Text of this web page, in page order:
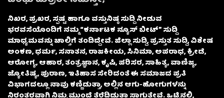
ನಿಖರ, ಪ್ರಖರ, ಸ್ಪಷ್ಟ ಹಾಗೂ ವಸ್ತುನಿಷ್ಠ ಸುದ್ದಿ ನೀಡುವ
ಭರವಸೆಯೊಂದಿಗೆ ನಮ್ಮ “ಕರ್ನಾಟಕ ನ್ಯೂಸ್ ಬೀಟ್” ಸುದ್ದಿ
ಮಾಧ್ಯಮವನ್ನು ಚಾಲ್ತಿಗೆ ತಂದಿದ್ದೇವೆ. ಜಿಲ್ಲಾ ಸುದ್ದಿ, ಪ್ರಸ್ತುತ ಸುದ್ದಿ, ವಿಶೇಷ
ಅಂಕಣ, ಧರ್ಮ, ಸನಾತನ, ರಾಜಕೀಯ, ಸಿನಿಮಾ, ಅಪರಾಧ, ಕ್ರೀಡೆ,
ಆರೋಗ್ಯ, ಆಹಾರ, ತಂತ್ರಜ್ಞಾನ, ಕೃಷಿ, ಪರಿಸರ, ಸಾಹಿತ್ಯ, ವಾಣಿಜ್ಯ,
ಜ್ಯೋತಿಷ್ಯ, ಪುರಾಣ, ಇತಿಹಾಸ ಸೇರಿದಂತೆ ಈ ಸಮಾಜದ ಪ್ರತಿ
ವಿಭಾಗದಲ್ಲೂ ನಾವು ಕಣ್ಣಿಡುತ್ತಾ, ಅಲ್ಲಿನ ಆಗು-ಹೋಗುಗಳನ್ನು